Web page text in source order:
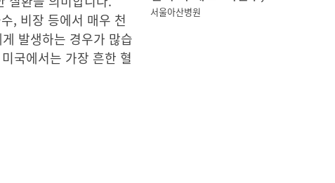
, 비장 등에서 매우 천
발생하는 경우가 많습
국에서는 가장 흔한 혈
서울아산병원